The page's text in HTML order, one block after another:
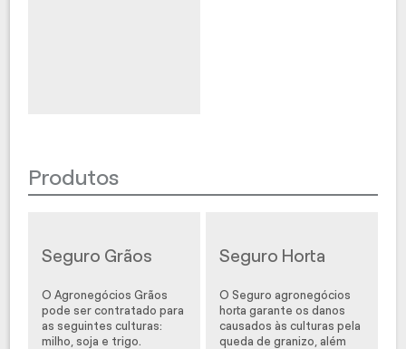
Produtos
Seguro Grãos
O Agronegócios Grãos
pode ser contratado para
as seguintes culturas:
milho, soja e trigo.
Seguro Horta
O Seguro agronegócios
horta garante os danos
causados às culturas pela
queda de granizo, além